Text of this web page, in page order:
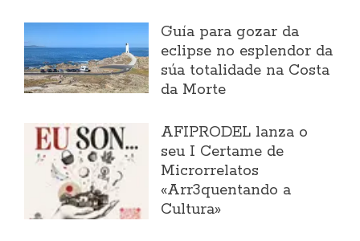
Guía para gozar da
eclipse no esplendor da
súa totalidade na Costa
da Morte
AFIPRODEL lanza o
seu I Certame de
Microrrelatos
«Arr3quentando a
Cultura»